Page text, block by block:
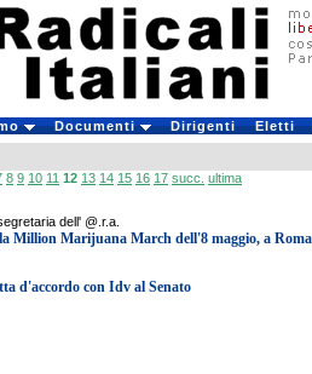
Documenti Dirigenti Eletti
8 9 10 11 12 13 14 15 16 17 succ. ultima
dell' @.r.a.
Million Marijuana March dell'8 maggio, a Roma
d'accordo con Idv al Senato